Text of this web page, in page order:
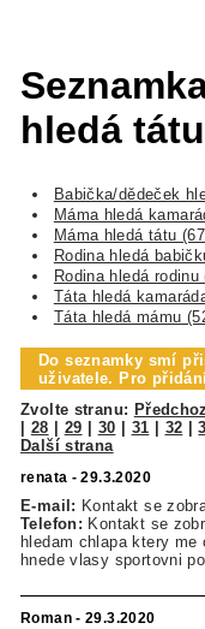
hledá tátu
Babička/dědeček
Máma hledá
Máma hledá tátu
Rodina hledá
Rodina hledá rodinu
Táta hledá
Táta hledá mámu
Do seznamky smí
uživatele. Pro
Zvolte stranu:
28 29 30 31 32 |
Další strana
renata - 29.3.2020
E-mail: Kontakt se
Telefon: Kontakt se
hledam chlapa ktery
hnede vlasy sportovni
Roman - 29.3.2020